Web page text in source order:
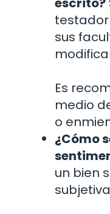
sus
Es
medio
o
¿Cómo
un bien